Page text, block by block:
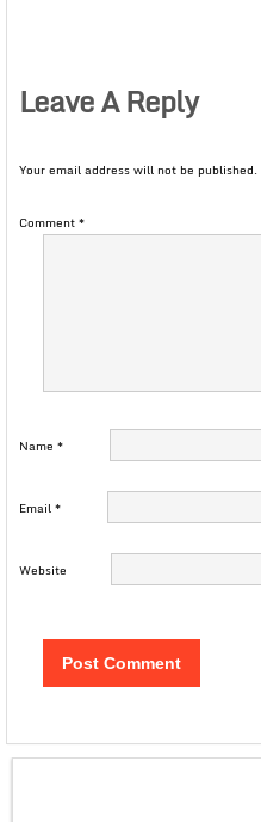
Leave A Reply
Your email address will not be published.
Comment*
Name *
Email*
Website